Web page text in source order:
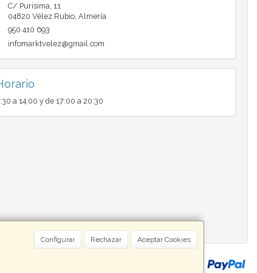
Configurar Rechazar Aceptar Cookies
C/ Purisima, 11
04820 Vélez Rubio, Almería
950 410 693
infomarktvelez@gmail.com
a 14:00 y de 17:00 a 20:30